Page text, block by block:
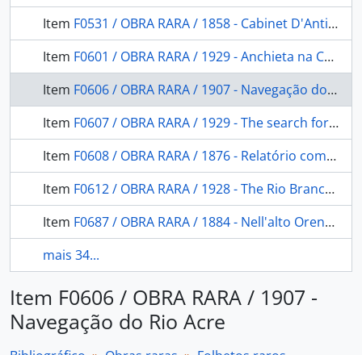
Item F0531 / OBRA RARA / 1858 - Cabinet D'Antiquités Américains a Copenhague.rapport Ethonographique
Item F0601 / OBRA RARA / 1929 - Anchieta na Capitania de São Vicente: (Premio "Capistrano de Abreu" de 1928) Ed. da Sociedade Capistrano de Abreu, 1929.
Item F0606 / OBRA RARA / 1907 - Navegação do Rio Acre
Item F0607 / OBRA RARA / 1929 - The search for Colonel Fawcett: a paper read.
Item F0608 / OBRA RARA / 1876 - Relatório com que o Exm. Sr. Presidente da Província do Pará. Entregou a Administração da mesma ao. em 18 de julho de 1876
Item F0612 / OBRA RARA / 1928 - The Rio Branco, Uraricuera and Parima
Item F0687 / OBRA RARA / 1884 - Nell'alto Orenoco
mais 34...
Item F0606 / OBRA RARA / 1907 -
Navegação do Rio Acre